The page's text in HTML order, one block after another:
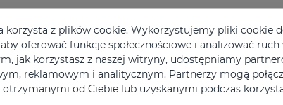
korzysta z plików cookie. Wykorzystujemy pliki cookie
oferować funkcje społecznościowe i analizować
jak korzystasz z naszej witryny, udostępniamy
reklamowym i analitycznym. Partnerzy mogą
od Ciebie lub uzyskanymi podczas